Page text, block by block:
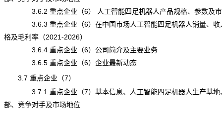
3.6.2 重点企业（6） 人工智能四足机器人产品规格、参数及市
3.6.3 重点企业（6）在中国市场人工智能四足机器人销量、收
格及毛利率（2021-2026）
3.6.4 重点企业（6）公司简介及主要业务
3.6.5 重点企业（6）企业最新动态
3.7 重点企业（7）
3.7.1 重点企业（7）基本信息、人工智能四足机器人生产基地
部、竞争对手及市场地位